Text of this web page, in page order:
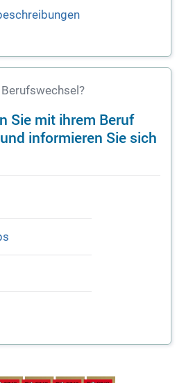
Sie mit ihrem Beruf
informieren Sie sich